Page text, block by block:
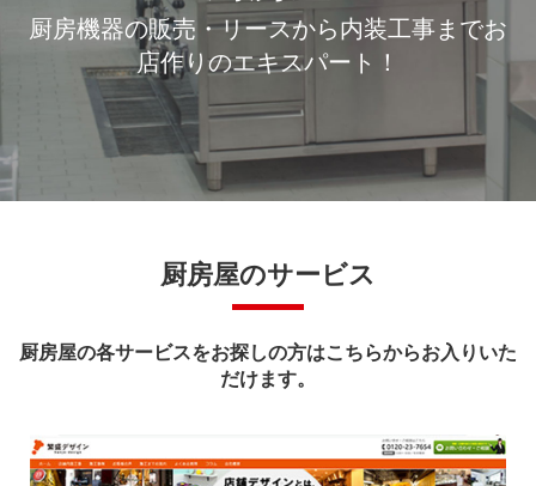
厨房機器の販売・リースから内装工事までお
店作りのエキスパート！
厨房屋のサービス
厨房屋の各サービスをお探しの方はこちらからお入りいた
だけます。